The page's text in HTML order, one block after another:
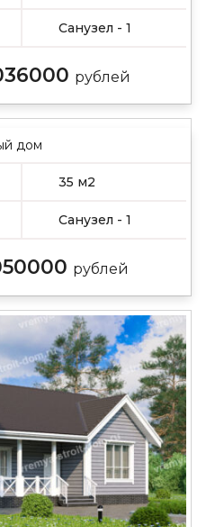
Санузел - 1
рублей
дом
35 м2
Санузел - 1
рублей